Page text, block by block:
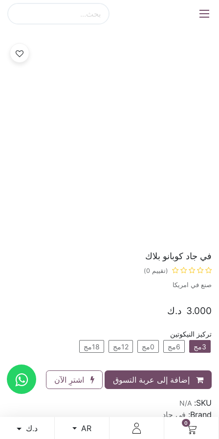
0
AR د.ك
في جاد كوبانو بلاك
(تقييم 0)
صنع في امريكا
3.000 د.ك
تركيز النيكوتين
3مج
6مج 0مج 12مج 18مج
إضافة إلى عربة التسوق اشترِ الآن
SKU:
N/A
Brand: في جاد